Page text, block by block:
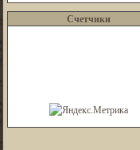
Счетчики